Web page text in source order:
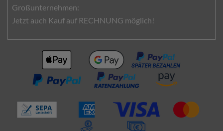
Großunternehmen:
Jetzt auch Kauf auf RECHNUNG möglich!